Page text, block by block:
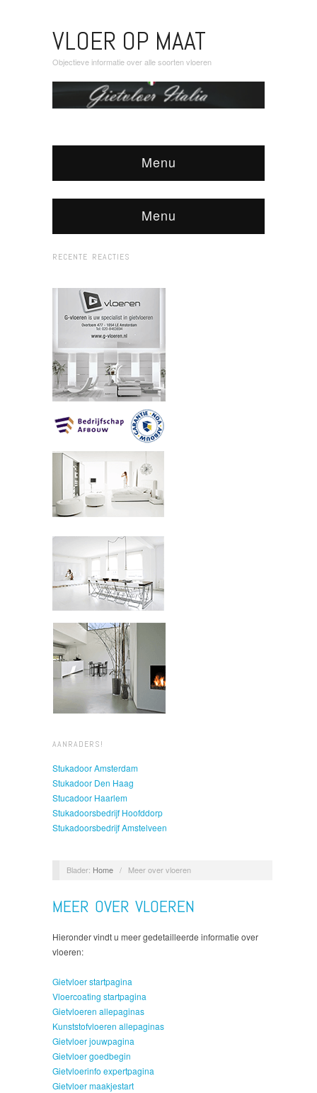
VLOER OP MAAT
Objectieve informatie over alle soorten vloeren
Menu
Menu
RECENTE REACTIES
AANRADERS!
Stukadoor Amsterdam
Stukadoor Den Haag
Stucadoor Haarlem
Stukadoorsbedrijf Hoofddorp
Stukadoorsbedrijf Amstelveen
Blader: Home / Meer over vloeren
MEER OVER VLOEREN
Hieronder vindt u meer gedetailleerde informatie over
vloeren:
Gietvloer startpagina
Vloercoating startpagina
Gietvloeren allepaginas
Kunststofvloeren allepaginas
Gietvloer jouwpagina
Gietvloer goedbegin
Gietvloerinfo expertpagina
Gietvloer maakjestart